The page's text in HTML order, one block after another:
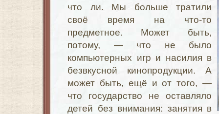
что ли. Мы больше тратили
своё время на что-то
предметное. Может быть,
потому, — что не было
компьютерных игр и насилия в
безвкусной кинопродукции. А
может быть, ещё и от того, —
что государство не оставляло
детей без внимания: занятия в